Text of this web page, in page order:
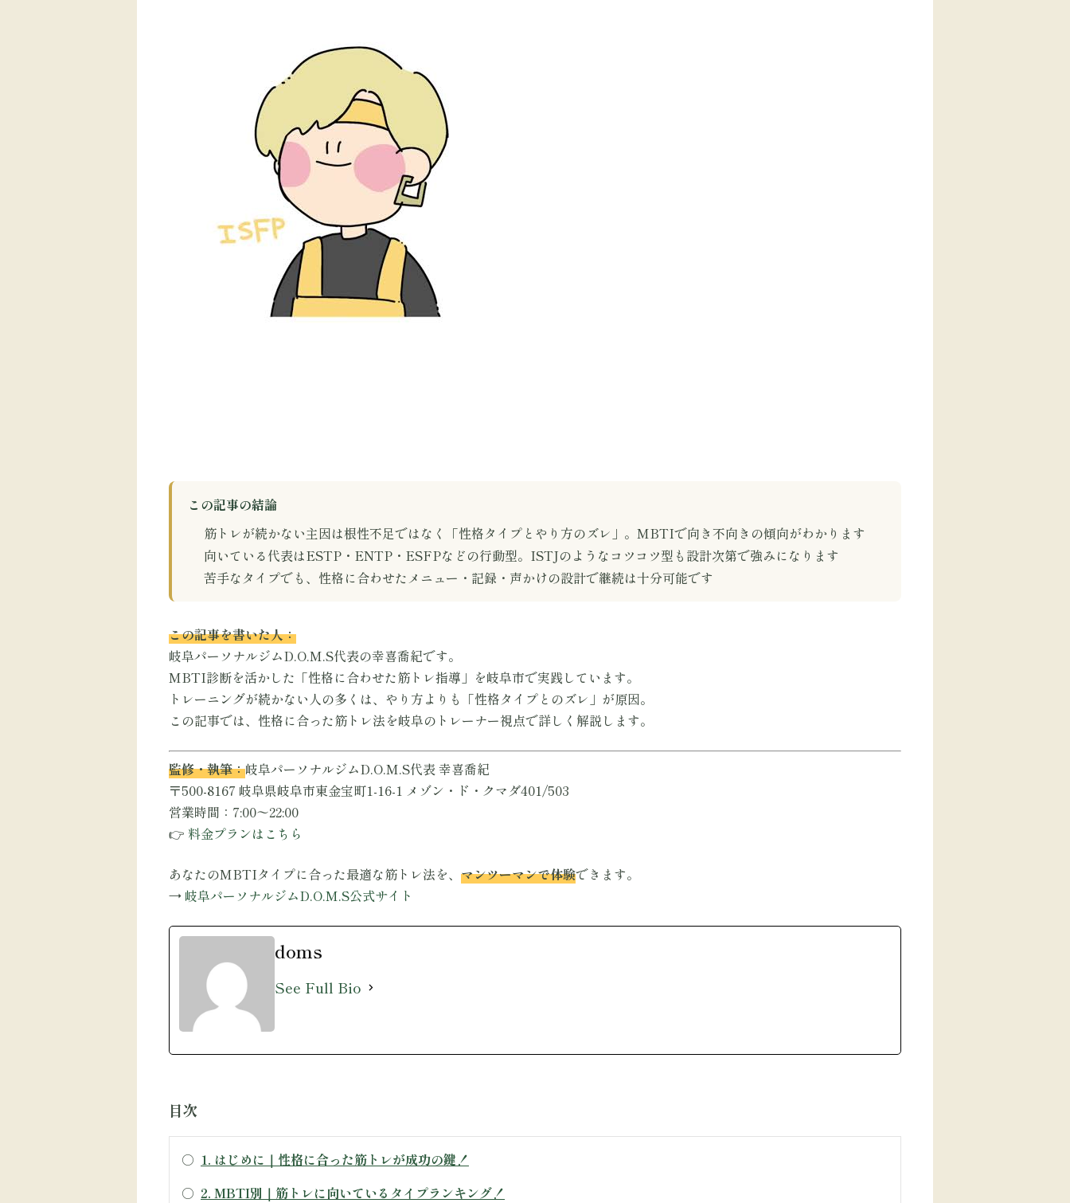
この記事の結論
筋トレが続かない主因は根性不足ではなく「性格タイプとやり方のズレ」。MBTIで向き不向きの傾向がわかります
向いている代表はESTP・ENTP・ESFPなどの行動型。ISTJのようなコツコツ型も設計次第で強みになります
苦手なタイプでも、性格に合わせたメニュー・記録・声かけの設計で継続は十分可能です
この記事を書いた人：
岐阜パーソナルジムD.O.M.S代表の幸喜喬紀です。
MBTI診断を活かした「性格に合わせた筋トレ指導」を岐阜市で実践しています。
トレーニングが続かない人の多くは、やり方よりも「性格タイプとのズレ」が原因。
この記事では、性格に合った筋トレ法を岐阜のトレーナー視点で詳しく解説します。
監修・執筆：岐阜パーソナルジムD.O.M.S代表 幸喜喬紀
〒500-8167 岐阜県岐阜市東金宝町1-16-1 メゾン・ド・クマダ401/503
営業時間：7:00〜22:00
👉 料金プランはこちら
あなたのMBTIタイプに合った最適な筋トレ法を、 マンツーマンで体験できます。
→ 岐阜パーソナルジムD.O.M.S公式サイト
doms
See Full Bio
目次
○ 1. はじめに｜性格に合った筋トレが成功の鍵！
○ 2. MBTI別｜筋トレに向いているタイプランキング！